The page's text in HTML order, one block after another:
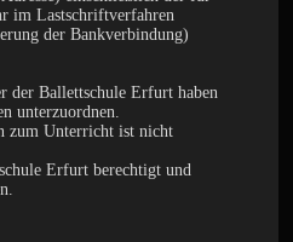
im Lastschriftverfahren
der Bankverbindung)
der Ballettschule Erfurt haben
unterzuordnen.
zum Unterricht ist nicht
Erfurt berechtigt und